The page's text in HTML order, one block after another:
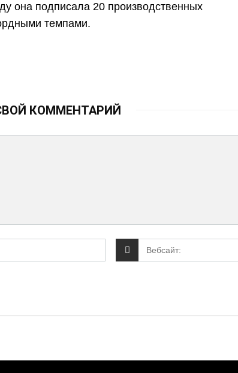
она подписала 20 производственных
темпами.
КОММЕНТАРИЙ